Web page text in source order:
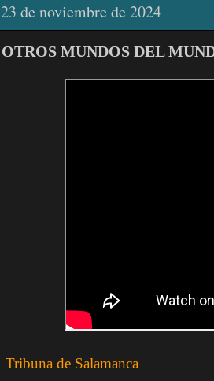
23 de noviembre de 2024
OTROS MUNDOS DEL
Tribuna de Salamanca